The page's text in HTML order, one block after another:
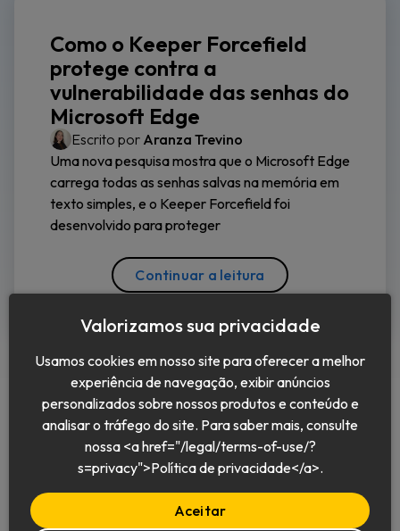
Como o Keeper Forcefield
protege contra a
vulnerabilidade das senhas do
Microsoft Edge
Escrito por Aranza Trevino
Uma nova pesquisa mostra que o Microsoft Edge
carrega todas as senhas salvas na memória em
texto simples, e o Keeper Forcefield foi
desenvolvido para proteger
Continuar a leitura
Português (BR)
Valorizamos sua privacidade
Usamos cookies em nosso site para oferecer a melhor
experiência de navegação, exibir anúncios
personalizados sobre nossos produtos e conteúdo e
analisar o tráfego do site. Para saber mais, consulte
nossa <a href="/legal/terms-of-use/?
s=privacy">Política de privacidade</a>.
Aceitar